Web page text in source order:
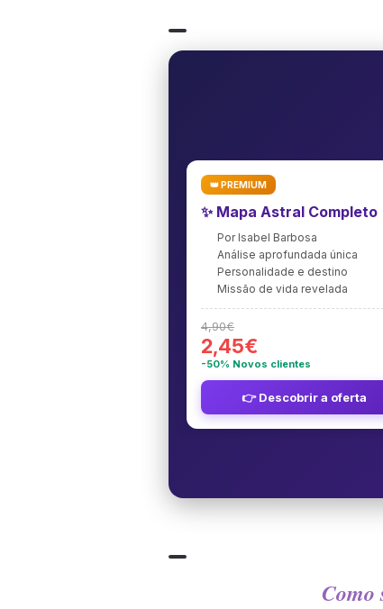
👑 PREMIUM
✨ Mapa Astral Completo
Por Isabel Barbosa
Análise aprofundada única
Personalidade e destino
Missão de vida revelada
4,90€
2,45€
-50% Novos clientes
👉 Descobrir a oferta
Como